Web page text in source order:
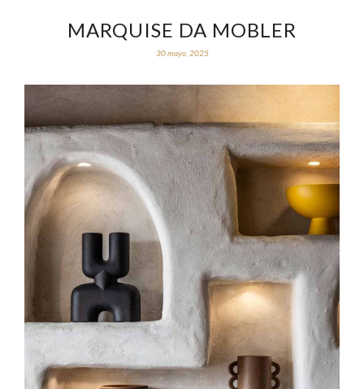
MARQUISE DA MOBLER
30 mayo, 2025